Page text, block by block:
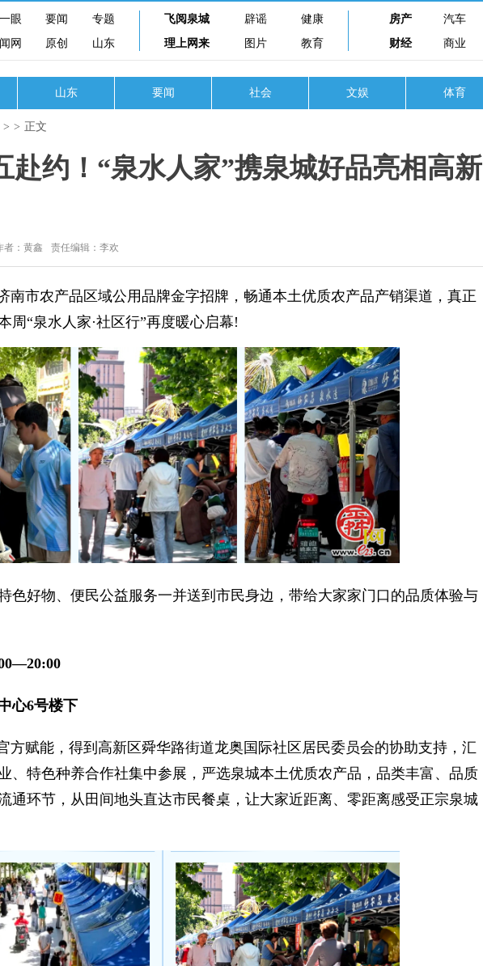
眼 要闻
专题
网 原创 山东
飞阅泉城 辟谣
健康
理上网来
图片 教育
房产 汽车
财经
商业
山东 要闻 社会 文娱 体育
> > 正文
赴约！“泉水人家”携泉城好品亮相高新
者：黄鑫 责任编辑：李欢
市农产品区域公用品牌金字招牌，畅通本土优质农产品产销渠道，真正
周“泉水人家·社区行”再度暖心启幕!
好物、便民公益服务一并送到市民身边，带给大家家门口的品质体验与
心6号楼下
赋能，得到高新区舜华路街道龙奥国际社区居民委员会的协助支持，汇
、特色种养合作社集中参展，严选泉城本土优质农产品，品类丰富、品质
通环节，从田间地头直达市民餐桌，让大家近距离、零距离感受正宗泉城